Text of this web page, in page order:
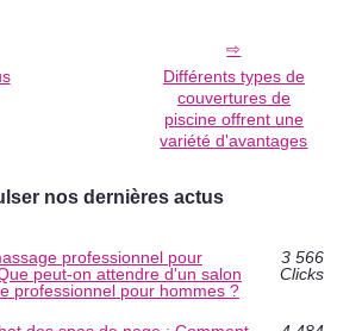
Différents types de
couvertures de
piscine offrent une
variété d'avantages
nos dernières actus
professionnel pour
peut-on attendre d'un salon
professionnel pour hommes ?
3 566
Clicks